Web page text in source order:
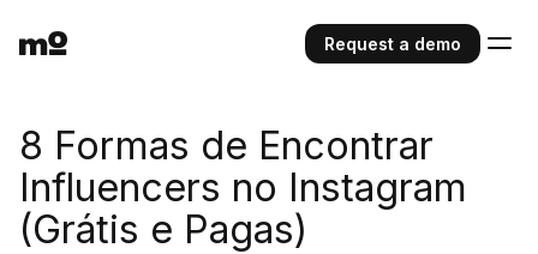
Request a demo
8 Formas de Encontrar
Influencers no Instagram
(Grátis e Pagas)